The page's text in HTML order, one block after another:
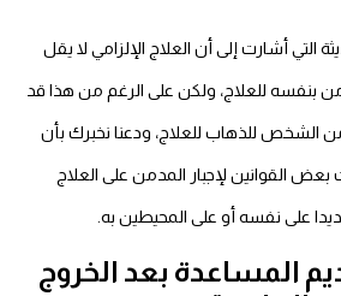
أشارت إلى أن العلاج الإلزامي لا يقل
للعلاج، ولكن على الرغم من هذا قد
للذهاب للعلاج، ودعنا نخبرك بأن
القوانين لإجبار المدمن على العلاج
على نفسه أو على المحيطين به.
المساعدة بعد الخروج